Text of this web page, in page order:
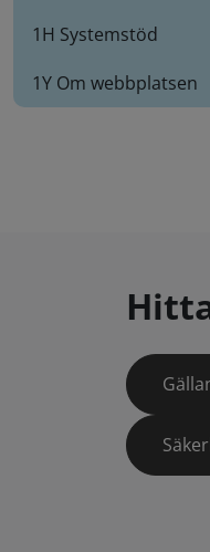
1H Systemstöd
1Y Om webbplatsen